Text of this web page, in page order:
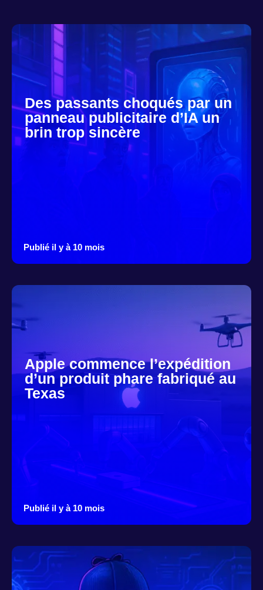
Des passants choqués par un
panneau publicitaire d’IA un
brin trop sincère
Publié il y à 10 mois
Apple commence l’expédition
d’un produit phare fabriqué au
Texas
Publié il y à 10 mois